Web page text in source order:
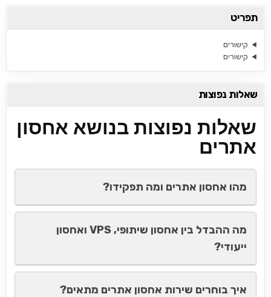
תפריט
קישורים
קישורים
שאלות נפוצות
שאלות נפוצות בנושא אחסון
אתרים
מהו אחסון אתרים ומה תפקידו?
מה ההבדל בין אחסון שיתופי, VPS ואחסון
ייעודי?
איך בוחרים שירות אחסון אתרים מתאים?